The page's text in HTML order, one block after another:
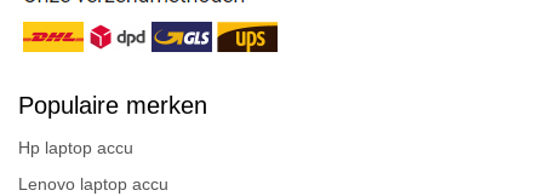
Populaire merken
Hp laptop accu
Lenovo laptop accu